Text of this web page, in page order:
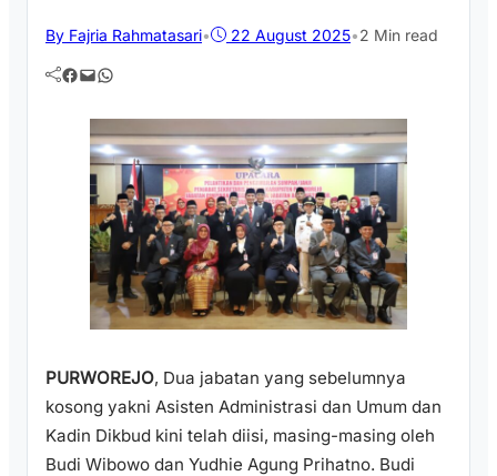
By Fajria Rahmatasari• 22 August 2025•2 Min read
Facebook Mail WhatsApp
PURWOREJO, Dua jabatan yang sebelumnya
kosong yakni Asisten Administrasi dan Umum dan
Kadin Dikbud kini telah diisi, masing-masing oleh
Budi Wibowo dan Yudhie Agung Prihatno. Budi